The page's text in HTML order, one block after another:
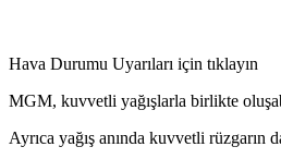
Hava Durumu Uyarıları için tıklayın
MGM, kuvvetli yağışlarla birlikte
Ayrıca yağış anında kuvvetli